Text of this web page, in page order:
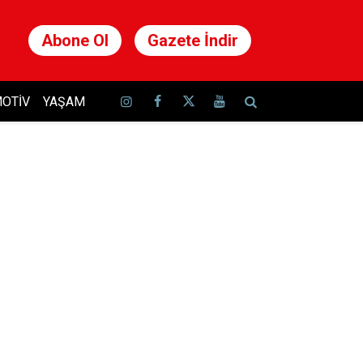
Abone Ol Gazete İndir
YAŞAM